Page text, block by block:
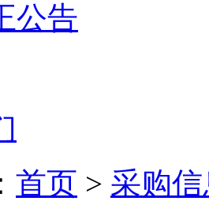
公告
首页 > 采购